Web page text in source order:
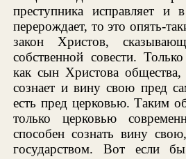
преступника исправляет и
перерождает, то это опять-
закон Христов,
собственной совести.
как сын Христова
сознает и вину свою пред
есть пред церковью. Таким
только церковью
способен сознать вину
государством. Вот если